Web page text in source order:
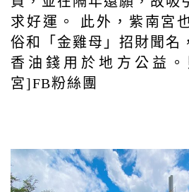
求好運。 此外，紫南宮
俗和「金雞母」招財聞名
香油錢用於地方公益
宮]FB粉絲團